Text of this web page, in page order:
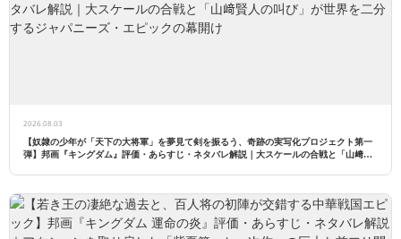
2026.08.03
【奴隷の少年が「天下の大将軍」を夢見て剣を振るう、奇跡の実写化プロジェクト第一
弾】邦画『キングダム』評価・あらすじ・ネタバレ解説｜大スケールの合戦と「山﨑賢